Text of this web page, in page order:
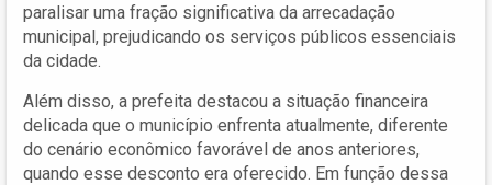
paralisar uma fração significativa da arrecadação
municipal, prejudicando os serviços públicos essenciais
da cidade.
Além disso, a prefeita destacou a situação financeira
delicada que o município enfrenta atualmente, diferente
do cenário econômico favorável de anos anteriores,
quando esse desconto era oferecido. Em função dessa